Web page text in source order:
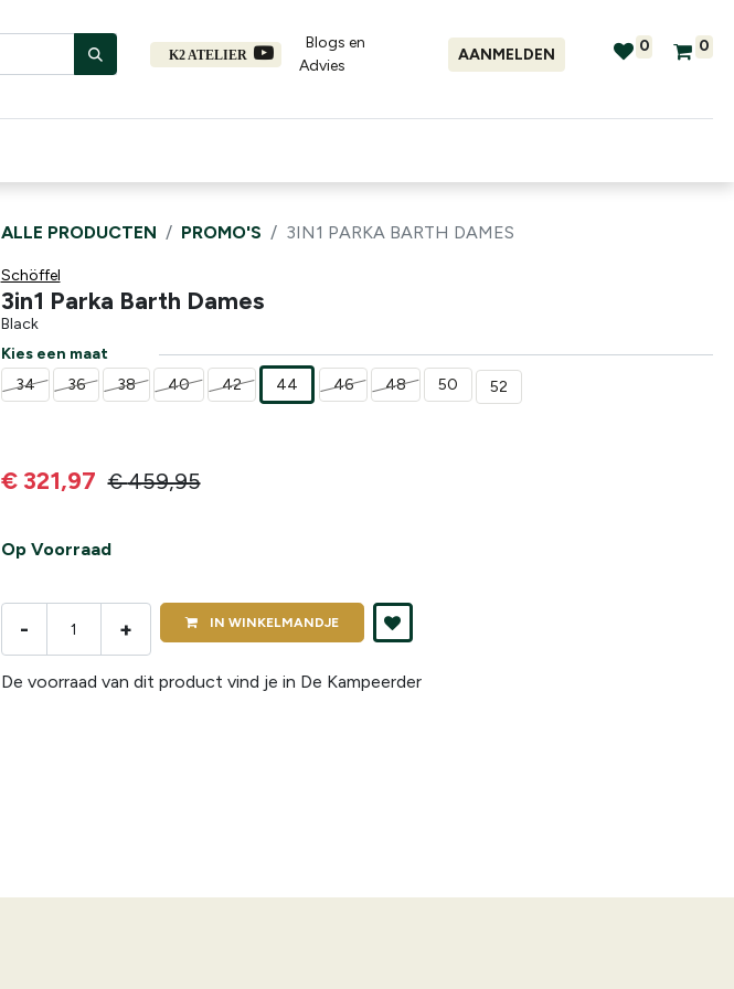
K2 ATELIER
Blogs en
Advies​
AANMELDEN 0 0
ALLE PRODUCTEN PROMO'S 3IN1 PARKA BARTH DAMES
Schöffel
3in1 Parka Barth Dames
Black
Kies een maat
34
36 38 40 42 44 46 48 50 52
€ 321,97 €459,95
Op Voorraad
- + IN WINKELMANDJE
De voorraad van dit product vind je in De Kampeerder